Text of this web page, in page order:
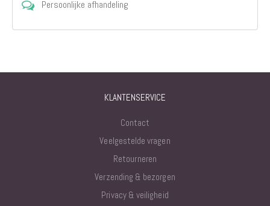
Persoonlijke afhandeling
KLANTENSERVICE
Contact
Veelgestelde vragen
Retourneren
Verzending & bezorgen
Privacy & veiligheid